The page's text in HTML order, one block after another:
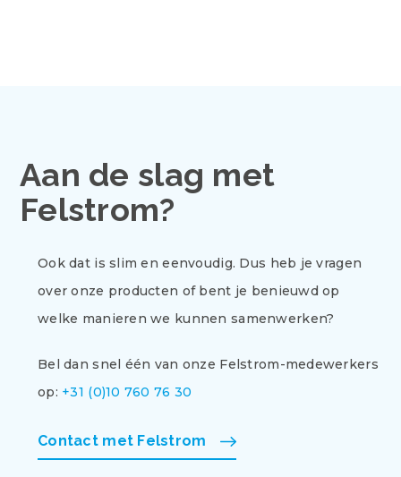
Aan de slag met
Felstrom?
Ook dat is slim en eenvoudig. Dus heb je vragen
over onze producten of bent je benieuwd op
welke manieren we kunnen samenwerken?
Bel dan snel één van onze Felstrom-medewerkers
op: +31 (0)10 760 76 30
Contact met Felstrom